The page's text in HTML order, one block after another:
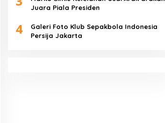
Juara Piala Presiden
4
Galeri Foto Klub Sepakbola Indonesia
Persija Jakarta